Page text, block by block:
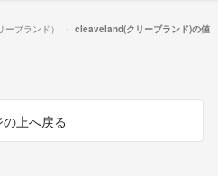
ブランド）
cleaveland(クリーブランド)の値
上へ戻る